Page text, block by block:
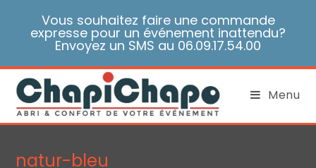
Vous souhaitez faire une commande
expresse pour un événement inattendu?
Envoyez un SMS au 06.09.17.54.00
Menu
natur-bleu